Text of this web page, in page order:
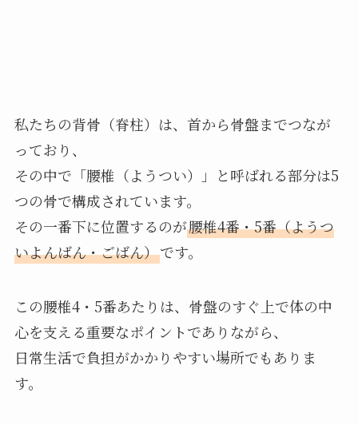
私たちの背骨（脊柱）は、首から骨盤までつなが
っており、
その中で「腰椎（ようつい）」と呼ばれる部分は5
つの骨で構成されています。
その一番下に位置するのが腰椎4番・5番（ようつ
いよんばん・ごばん）です。
この腰椎4・5番あたりは、骨盤のすぐ上で体の中
心を支える重要なポイントでありながら、
日常生活で負担がかかりやすい場所でもありま
す。